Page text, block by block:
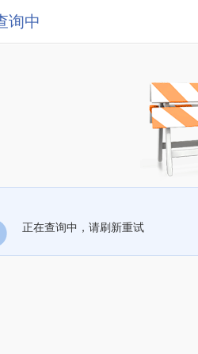
询中
正在查询中，请刷新重试